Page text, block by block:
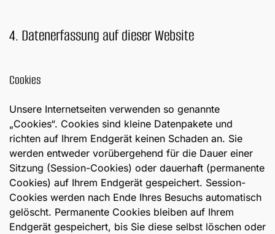
4. Datenerfassung auf dieser Website
Cookies
Unsere Internetseiten verwenden so genannte
„Cookies“. Cookies sind kleine Datenpakete und
richten auf Ihrem Endgerät keinen Schaden an. Sie
werden entweder vorübergehend für die Dauer einer
Sitzung (Session-Cookies) oder dauerhaft (permanente
Cookies) auf Ihrem Endgerät gespeichert. Session-
Cookies werden nach Ende Ihres Besuchs automatisch
gelöscht. Permanente Cookies bleiben auf Ihrem
Endgerät gespeichert, bis Sie diese selbst löschen oder